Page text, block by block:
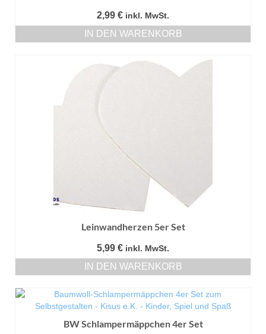
2,99 € inkl. MwSt.
IN DEN WARENKORB
Leinwandherzen 5er Set
5,99 € inkl. MwSt.
IN DEN WARENKORB
BW Schlampermäppchen 4er Set